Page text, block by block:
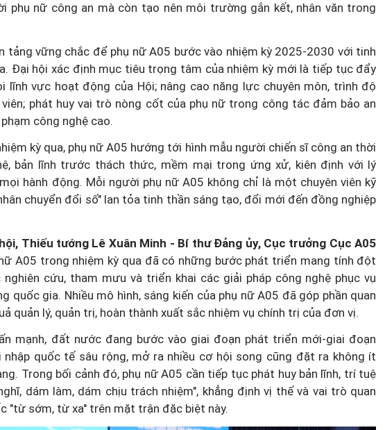
phụ nữ công an mà còn tạo nên môi trường gắn kết, nhân văn trong
tảng vững chắc để phụ nữ A05 bước vào nhiệm kỳ 2025-2030 với tinh
Đại hội xác định mục tiêu trọng tâm của nhiệm kỳ mới là tiếp tục đẩy
lĩnh vực hoạt động của Hội; nâng cao năng lực chuyên môn, trình độ
phát huy vai trò nòng cốt của phụ nữ trong công tác đảm bảo an
công nghệ cao.
kỳ qua, phụ nữ A05 hướng tới hình mẫu người chiến sĩ công an thời
bản lĩnh trước thách thức, mềm mại trong ứng xử, kiên định với lý
hành động. Mỗi người phụ nữ A05 không chỉ là một chuyên viên kỹ
chuyển đổi số" lan tỏa tinh thần sáng tạo, đổi mới đến đồng nghiệp
Thiếu tướng Lê Xuân Minh - Bí thư Đảng ủy, Cục trưởng Cục A05
A05 trong nhiệm kỳ qua đã có những bước phát triển mang tính đột
cứu, tham mưu và triển khai các giải pháp công nghệ phục vụ
quốc gia. Nhiều mô hình, sáng kiến của phụ nữ A05 đã góp phần quan
quản lý, quản trị, hoàn thành xuất sắc nhiệm vụ chính trị của đơn vị.
mạnh, đất nước đang bước vào giai đoạn phát triển mới-giai đoạn
quốc tế sâu rộng, mở ra nhiều cơ hội song cũng đặt ra không ít
Trong bối cảnh đó, phụ nữ A05 cần tiếp tục phát huy bản lĩnh, trí tuệ
dám làm, dám chịu trách nhiệm", khẳng định vị thế và vai trò quan
"từ sớm, từ xa" trên mặt trận đặc biệt này.